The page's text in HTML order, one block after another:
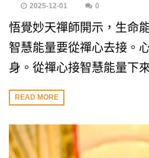
2025-12-01 0
悟覺妙天禪師開示，生命
智慧能量要從禪心去接。
身。從禪心接智慧能量下
READ MORE